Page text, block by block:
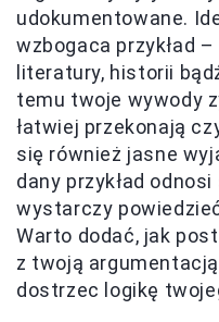
udokumentowane.
wzbogaca przykład
literatury, historii
temu twoje wywody
łatwiej przekonają
się również jasne
dany przykład
wystarczy
Warto dodać, jak
z twoją
dostrzec logikę